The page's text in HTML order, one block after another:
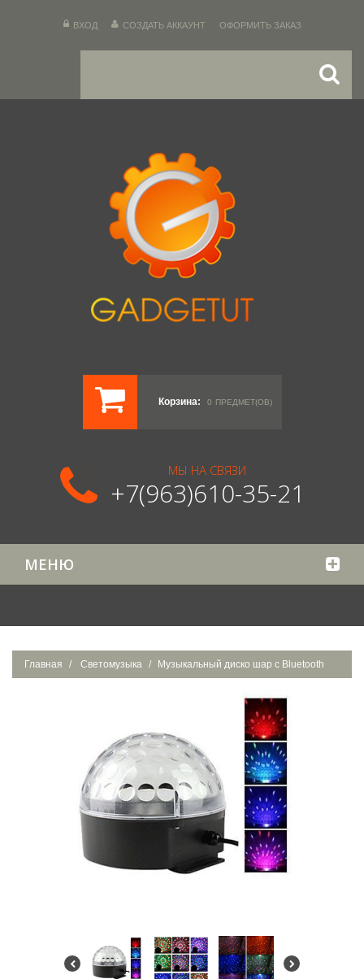
ВХОД СОЗДАТЬ АККАУНТ ОФОРМИТЬ ЗАКАЗ
Корзина: 0 ПРЕДМЕТ(ОВ)
МЫ НА СВЯЗИ
+7(963)610-35-21
МЕНЮ
Главная Светомузыка Музыкальный диско шар с Bluetooth